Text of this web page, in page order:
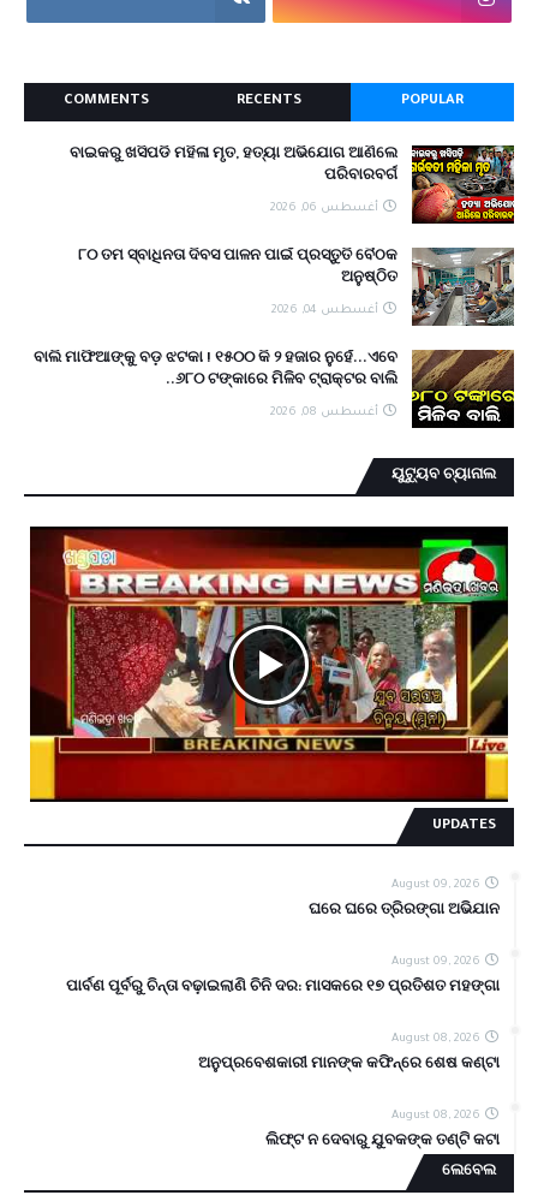
POPULAR
RECENTS
COMMENTS
ବାଇକରୁ ଖସିପଡି ମହିଳା ମୃତ, ହତ୍ୟା ଅଭିଯୋଗ ଆଣିଲେ
ପରିବାରବର୍ଗ
أغسطس 06, 2026
୮୦ ତମ ସ୍ବାଧିନତା ଦିବସ ପାଳନ ପାଇଁ ପ୍ରସ୍ତୁତି ବୈଠକ
ଅନୁଷ୍ଠିତ
أغسطس 04, 2026
ବାଲି ମାଫିଆଙ୍କୁ ବଡ଼ ଝଟକା ! ୧୫୦୦ କି ୨ ହଜାର ନୁହେଁ...ଏବେ
୬୮୦ ଟଙ୍କାରେ ମିଳିବ ଟ୍ରାକ୍ଟର ବାଲି..
أغسطس 08, 2026
ୟୁଟ୍ୟୁବ ଚ୍ୟାନାଲ
UPDATES
August 09, 2026
ଘରେ ଘରେ ତ୍ରିରଙ୍ଗା ଅଭିଯାନ
August 09, 2026
ପାର୍ବଣ ପୂର୍ବରୁ ଚିନ୍ତା ବଢ଼ାଇଲାଣି ଚିନି ଦର: ମାସକରେ ୧୭ ପ୍ରତିଶତ ମହଙ୍ଗା
August 08, 2026
ଅନୁପ୍ରବେଶକାରୀ ମାନଙ୍କ କଫିନ୍‌ରେ ଶେଷ କଣ୍ଟା
August 08, 2026
ଲିଫ୍ଟ ନ ଦେବାରୁ ଯୁବକଙ୍କ ତଣ୍ଟି କଟା
ଲେବେଲ